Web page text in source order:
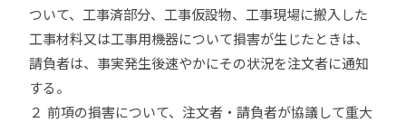
ついて、工事済部分、工事仮設物、工事現場に搬入した
工事材料又は工事用機器について損害が生じたときは、
請負者は、事実発生後速やかにその状況を注文者に通知
する。
２ 前項の損害について、注文者・請負者が協議して重大